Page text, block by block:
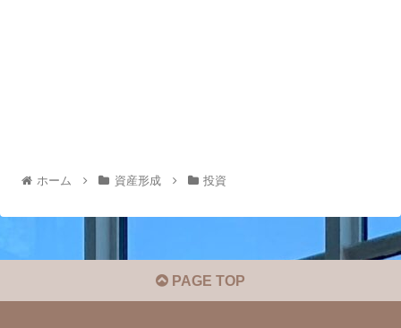
ホーム 資産形成 投資
PAGE TOP